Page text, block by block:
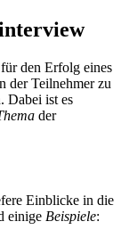
den Erfolg eines
der Teilnehmer zu
Dabei ist es
der
Einblicke in die
einige Beispiele: